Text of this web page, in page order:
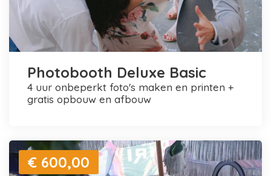
Photobooth Deluxe Basic
4 uur onbeperkt foto's maken en printen +
gratis opbouw en afbouw
€ 600,00